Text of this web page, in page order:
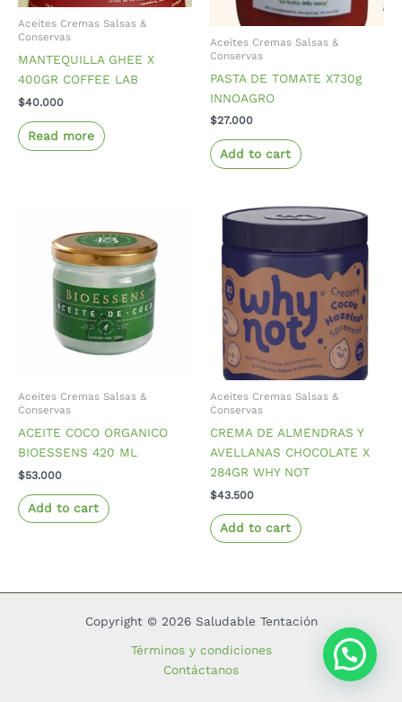
Aceites Cremas Salsas &
Conservas
MANTEQUILLA GHEE X
400GR COFFEE LAB
$40.000
Read more
Aceites Cremas Salsas &
Conservas
PASTA DE TOMATE X730g
INNOAGRO
$27.000
Add to cart
Aceites Cremas Salsas &
Conservas
ACEITE COCO ORGANICO
BIOESSENS 420 ML
$53.000
Add to cart
Aceites Cremas Salsas &
Conservas
CREMA DE ALMENDRAS Y
AVELLANAS CHOCOLATE X
284GR WHY NOT
$43.500
Add to cart
Copyright © 2026 Saludable Tentación
Términos y condiciones
Contáctanos